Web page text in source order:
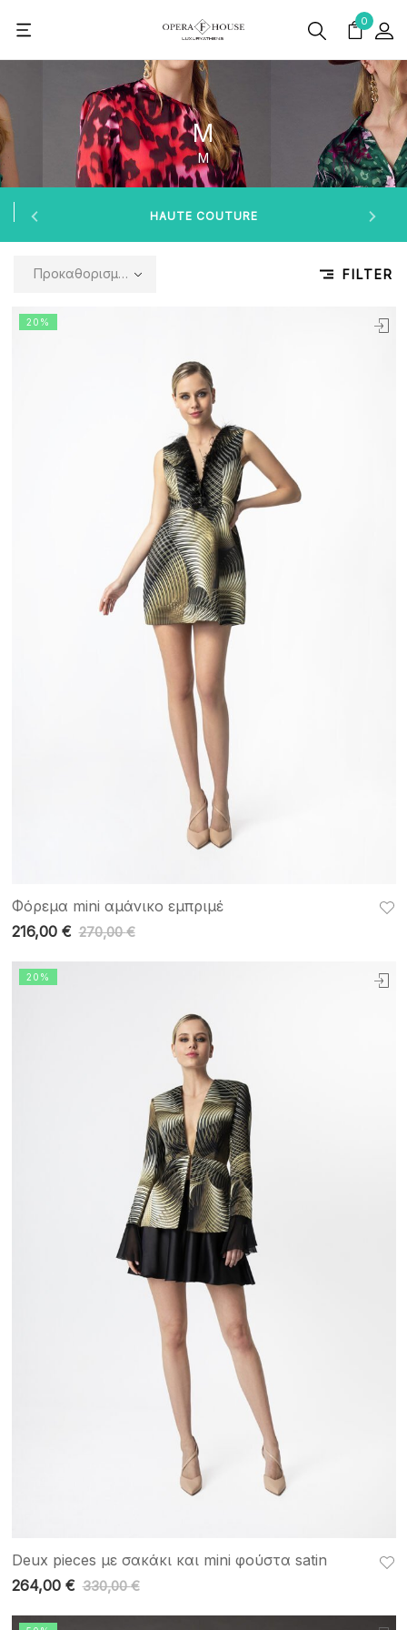
0
M
M
HAUTE COUTURE
FILTER
Προκαθορισμένη ταξινόμηση
20%
Φόρεμα mini αμάνικο εμπριμέ
270,00€
216,00 €
20%
Deux pieces με σακάκι και mini φούστα satin
330,00€
264,00 €